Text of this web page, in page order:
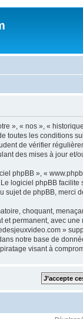
», « nos », «
toutes les conditions
de vérifier
des mises à jour et/
phpBB », «
. Le logiciel phpBB
sujet de phpBB, merci
choquant,
permanent, avec
»
notre base de
visant à